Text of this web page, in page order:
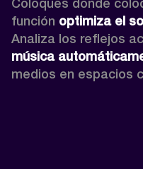
función optimiza el
Analiza los reflejos
música
medios en espacios